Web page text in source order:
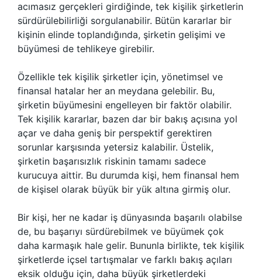
acımasız gerçekleri girdiğinde, tek kişilik şirketlerin
sürdürülebilirliği sorgulanabilir. Bütün kararlar bir
kişinin elinde toplandığında, şirketin gelişimi ve
büyümesi de tehlikeye girebilir.
Özellikle tek kişilik şirketler için, yönetimsel ve
finansal hatalar her an meydana gelebilir. Bu,
şirketin büyümesini engelleyen bir faktör olabilir.
Tek kişilik kararlar, bazen dar bir bakış açısına yol
açar ve daha geniş bir perspektif gerektiren
sorunlar karşısında yetersiz kalabilir. Üstelik,
şirketin başarısızlık riskinin tamamı sadece
kurucuya aittir. Bu durumda kişi, hem finansal hem
de kişisel olarak büyük bir yük altına girmiş olur.
Bir kişi, her ne kadar iş dünyasında başarılı olabilse
de, bu başarıyı sürdürebilmek ve büyümek çok
daha karmaşık hale gelir. Bununla birlikte, tek kişilik
şirketlerde içsel tartışmalar ve farklı bakış açıları
eksik olduğu için, daha büyük şirketlerdeki